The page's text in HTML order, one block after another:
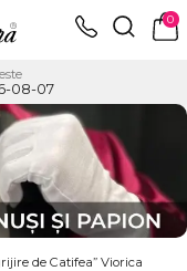
0
08-07
de Catifea” Viorica